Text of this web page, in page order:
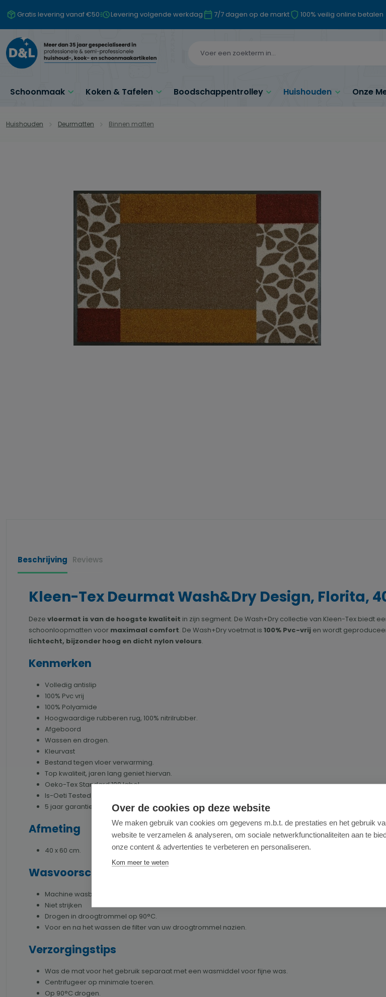
de hoofdinhoud
Ga naar de zoekopdracht
Ga naar de hoofdnavigatie
Gratis levering vanaf €50 Levering volgende werkdag 7/7 dagen op de markt 100% veilig online betalen
Schoonmaak Koken & Tafelen Boodschappentrolley Huishouden Onze
Huishouden Deurmatten Binnen matten
Beschrijving Reviews
Kleen-Tex Deurmat Wash&Dry Design, Florita,
Deze vloermat is van de hoogste kwaliteit in zijn segment. De Wash+Dry collectie van Kleen-Tex biedt
schoonloopmatten voor maximaal comfort. De Wash+Dry voetmat is 100% Pvc-vrij en wordt
lichtecht, bijzonder hoog en dicht nylon velours.
Kenmerken
Volledig antislip
100% Pvc vrij
100% Polyamide
Hoogwaardige rubberen rug, 100% nitrilrubber.
Afgeboord
Wassen en drogen.
Kleurvast
Bestand tegen vloer verwarming.
Top kwaliteit, jaren lang geniet hiervan.
Oeko-Tex Standard 100 label.
Is-Oeti Tested
5 jaar garantie
Afmeting
40 x 60 cm.
Wasvoorschriften
Machine wasbaar op 60°C.
Niet strijken
Drogen in droogtrommel op 90°C.
Voor en na het wassen de filter van uw droogtrommel nazien.
Verzorgingstips
Was de mat voor het gebruik separaat met een wasmiddel voor fijne was.
Centrifugeer op minimale toeren.
Op 90°C drogen.
Over de cookies op deze website
We maken gebruik van cookies om gegevens m.b.t. de prestaties en het gebruik
website te verzamelen & analyseren, om sociale netwerkfunctionaliteiten aan te
onze content & advertenties te verbeteren en personaliseren.
Kom meer te weten